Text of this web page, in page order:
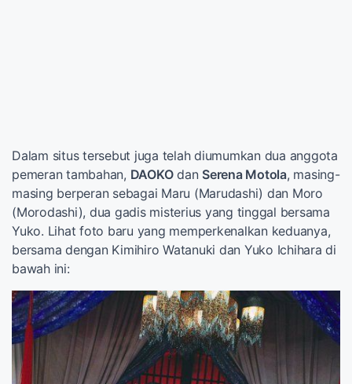
Dalam situs tersebut juga telah diumumkan dua anggota
pemeran tambahan, DAOKOdan Serena Motola, masing-
masing berperan sebagai Maru (Marudashi) dan Moro
(Morodashi), dua gadis misterius yang tinggal bersama
Yuko. Lihat foto baru yang memperkenalkan keduanya,
bersama dengan Kimihiro Watanuki dan Yuko Ichihara di
bawah ini: